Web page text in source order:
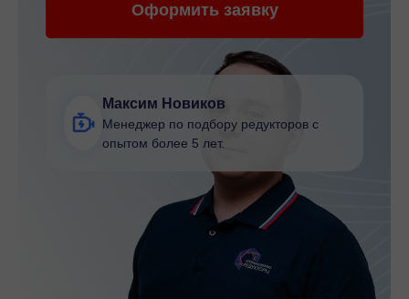
Оформить заявку
Максим Новиков
Менеджер по подбору редукторов с
опытом более 5 лет.